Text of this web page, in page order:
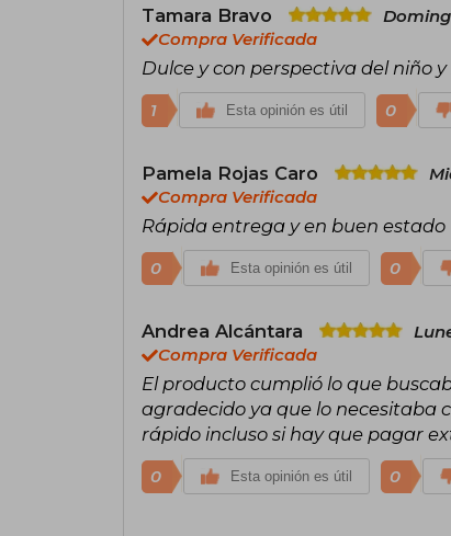
Tamara Bravo
Compra Verificada
Dulce y con perspectiva del niño
1 Esta opinión es útil 0
Pamela Rojas Caro
Compra Verificada
Rápida entrega y en buen estado
0 Esta opinión es útil 0
Andrea Alcántara
Compra Verificada
El producto cumplió lo que
agradecido ya que lo necesitaba
rápido incluso si hay que pagar
0 Esta opinión es útil 0